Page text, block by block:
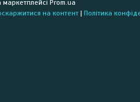
Prom.ua
на контент | Політика